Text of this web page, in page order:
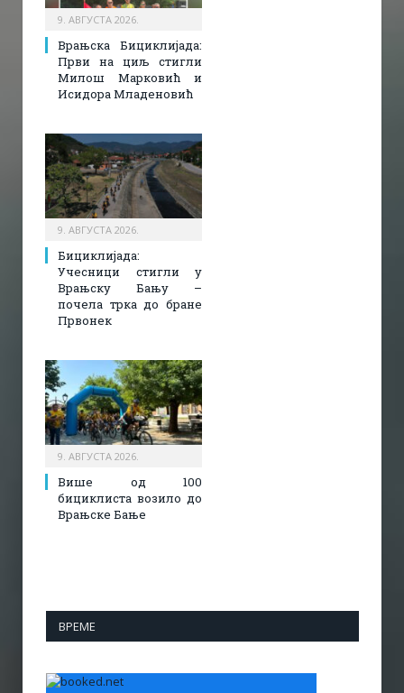
9. АВГУСТА 2026.
Врањска Бициклијада:
Први на циљ стигли
Милош Марковић и
Исидора Младеновић
9. АВГУСТА 2026.
Бициклијада:
Учесници стигли у
Врањску Бању –
почела трка до бране
Првонек
9. АВГУСТА 2026.
Више од 100
бициклиста возило до
Врањске Бање
ВРЕМЕ